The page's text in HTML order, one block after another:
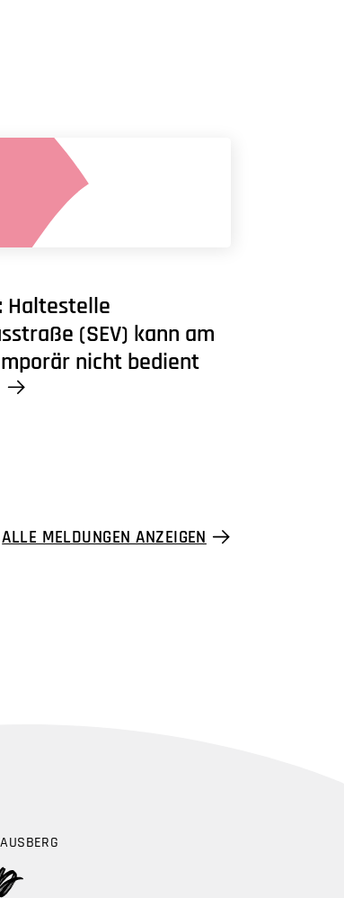
Haltestelle
(SEV) kann am
nicht bedient
ALLE MELDUNGEN ANZEIGEN